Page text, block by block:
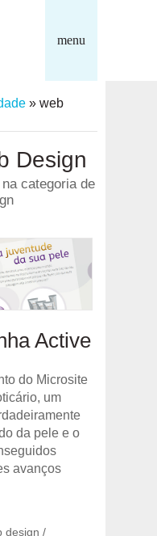
menu
» web
Design
categoria de
Active
do Microsite
um
da pele e o
avanços
design /